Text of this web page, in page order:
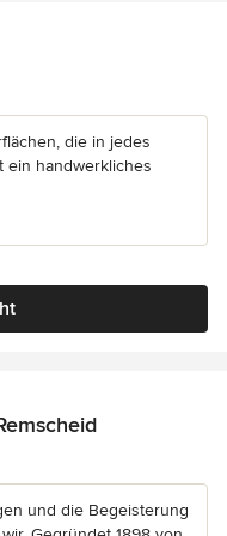
Sternen
die in jedes
ein handwerkliches
Sternen
und die Begeisterung